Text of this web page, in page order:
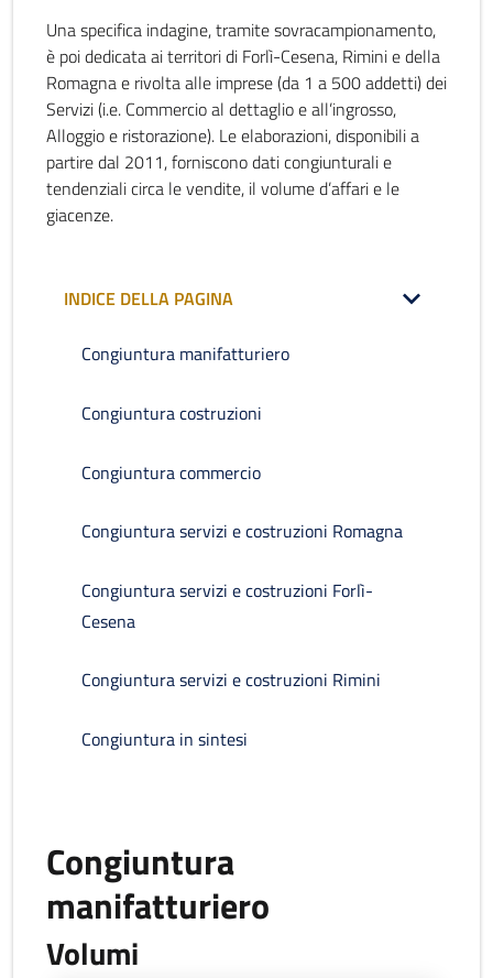
Una specifica indagine, tramite sovracampionamento,
è poi dedicata ai territori di Forlì-Cesena, Rimini e della
Romagna e rivolta alle imprese (da 1 a 500 addetti) dei
Servizi (i.e. Commercio al dettaglio e all’ingrosso,
Alloggio e ristorazione). Le elaborazioni, disponibili a
partire dal 2011, forniscono dati congiunturali e
tendenziali circa le vendite, il volume d’affari e le
giacenze.
INDICE DELLA PAGINA
Congiuntura manifatturiero
Congiuntura costruzioni
Congiuntura commercio
Congiuntura servizi e costruzioni Romagna
Congiuntura servizi e costruzioni Forlì-
Cesena
Congiuntura servizi e costruzioni Rimini
Congiuntura in sintesi
Congiuntura
manifatturiero
Volumi